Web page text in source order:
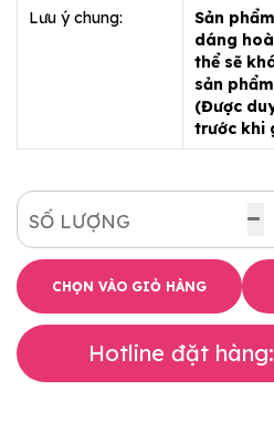
Lưu ý chung:
Sản
dáng
thể sẽ
sản
(Được
trước khi
SỐ LƯỢNG
CHỌN VÀO GIỎ HÀNG
Hotline đặt